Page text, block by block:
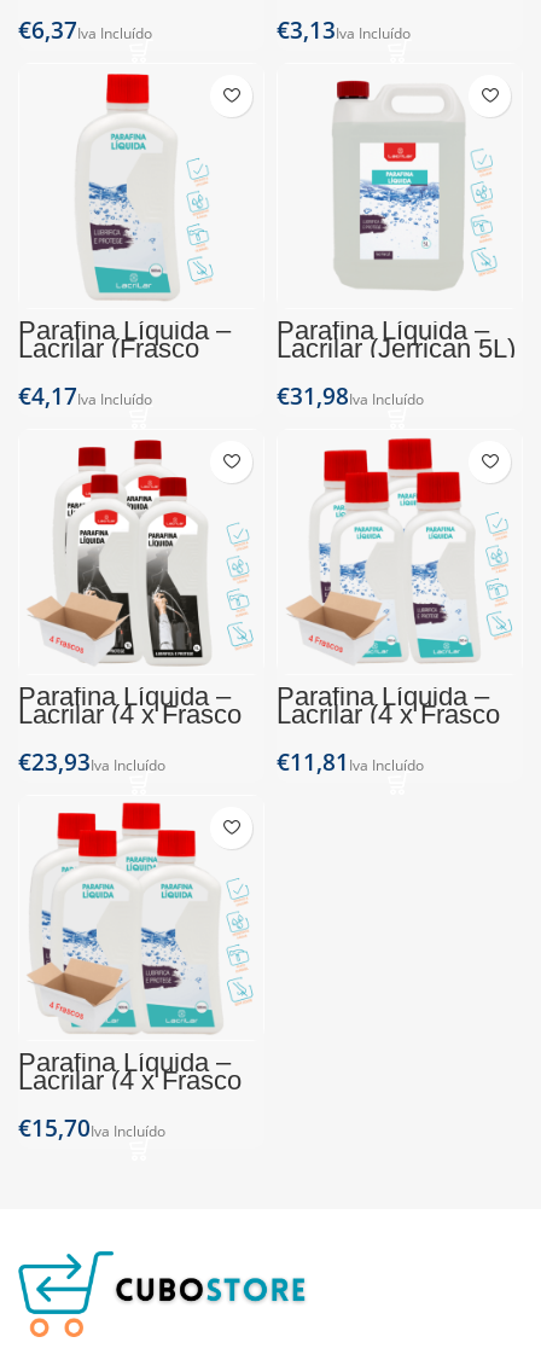
€ €
Parafina Líquida –
Lacrilar (Frasco
500ml)
€
Parafina Líquida –
Lacrilar (Jerrican 5L)
€
Parafina Líquida –
Lacrilar (4 x Frasco
1L)
€
Parafina Líquida –
Lacrilar (4 x Frasco
250ml)
€
Parafina Líquida –
Lacrilar (4 x Frasco
500ml)
€